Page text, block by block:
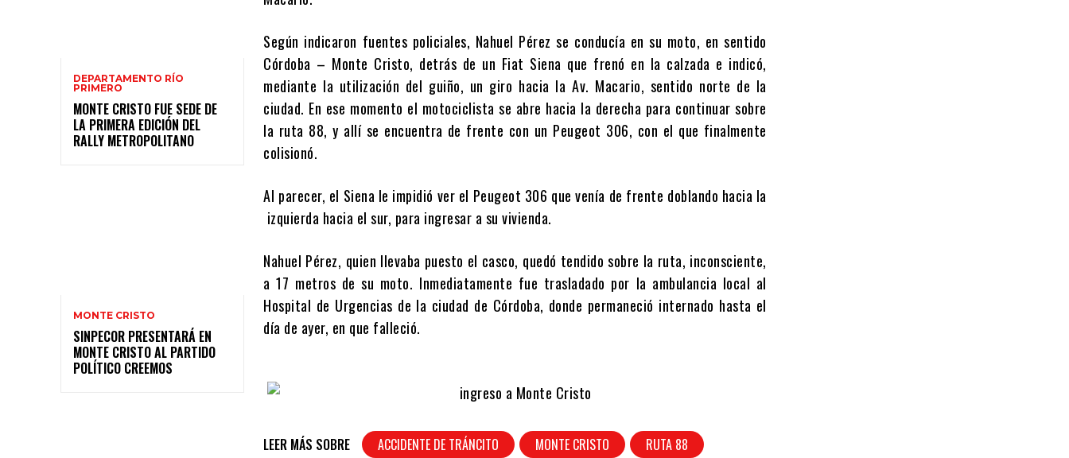
DEPARTAMENTO RÍO
PRIMERO
MONTE CRISTO FUE SEDE DE
LA PRIMERA EDICIÓN DEL
RALLY METROPOLITANO
MONTE CRISTO
SINPECOR PRESENTARÁ EN
MONTE CRISTO AL PARTIDO
POLÍTICO CREEMOS
Según indicaron fuentes policiales, Nahuel Pérez se conducía en su moto, en sentido
Córdoba – Monte Cristo, detrás de un Fiat Siena que frenó en la calzada e indicó,
mediante la utilización del guiño, un giro hacia la Av. Macario, sentido norte de la
ciudad. En ese momento el motociclista se abre hacia la derecha para continuar sobre
la ruta 88, y allí se encuentra de frente con un Peugeot 306, con el que finalmente
colisionó.
Al parecer, el Siena le impidió ver el Peugeot 306 que venía de frente doblando hacia la
izquierda hacia el sur, para ingresar a su vivienda.
Nahuel Pérez, quien llevaba puesto el casco, quedó tendido sobre la ruta, inconsciente,
a 17 metros de su moto. Inmediatamente fue trasladado por la ambulancia local al
Hospital de Urgencias de la ciudad de Córdoba, donde permaneció internado hasta el
día de ayer, en que falleció.
LEER MÁS SOBRE ACCIDENTE DE TRÁNCITO MONTE CRISTO RUTA 88